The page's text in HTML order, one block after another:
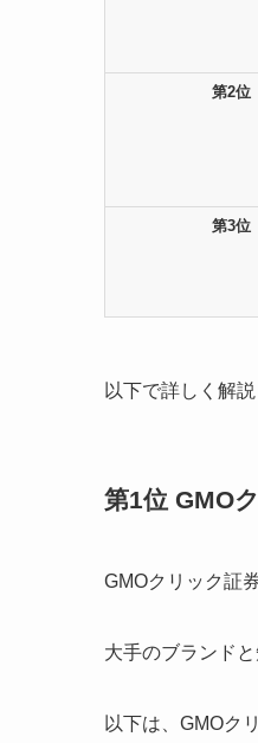
第2位
第3位
以下で詳しく解説
第1位 GMO
GMOクリック証券
大手のブランド
以下は、GMOク